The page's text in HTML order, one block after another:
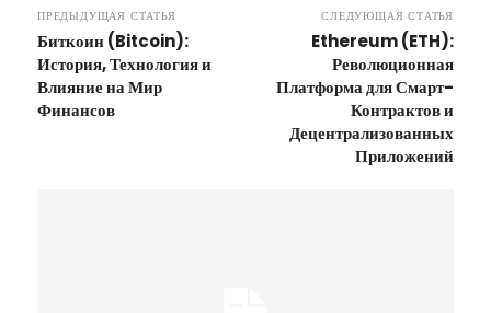
ПРЕДЫДУЩАЯ СТАТЬЯ
Биткоин (Bitcoin):
История, Технология и
Влияние на Мир
Финансов
СЛЕДУЮЩАЯ СТАТЬЯ
Ethereum (ETH):
Революционная
Платформа для Смарт-
Контрактов и
Децентрализованных
Приложений